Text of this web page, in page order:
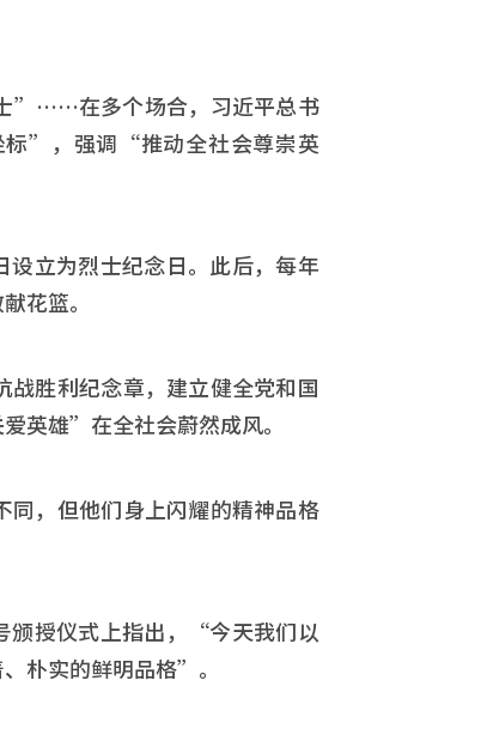
”……在多个场合，习近平总书
标”，强调“推动全社会尊崇英
设立为烈士纪念日。此后，每年
花篮。
战胜利纪念章，建立健全党和国
英雄”在全社会蔚然成风。
，但他们身上闪耀的精神品格
颁授仪式上指出，“今天我们以
朴实的鲜明品格”。